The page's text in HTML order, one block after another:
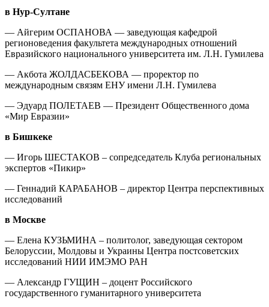
в Нур-Султане
— Айгерим ОСПАНОВА — заведующая кафедрой
регионоведения факультета международных отношений
Евразийского национального университета им. Л.Н. Гумилева
— Акбота ЖОЛДАСБЕКОВА — проректор по
международным связям ЕНУ имени Л.Н. Гумилева
— Эдуард ПОЛЕТАЕВ — Президент Общественного дома
«Мир Евразии»
в Бишкеке
— Игорь ШЕСТАКОВ – сопредседатель Клуба региональных
экспертов «Пикир»
— Геннадий КАРАБАНОВ – директор Центра перспективных
исследований
в Москве
— Елена КУЗЬМИНА – политолог, заведующая сектором
Белоруссии, Молдовы и Украины Центра постсоветских
исследований НИИ ИМЭМО РАН
— Александр ГУЩИН – доцент Российского
государственного гуманитарного университета